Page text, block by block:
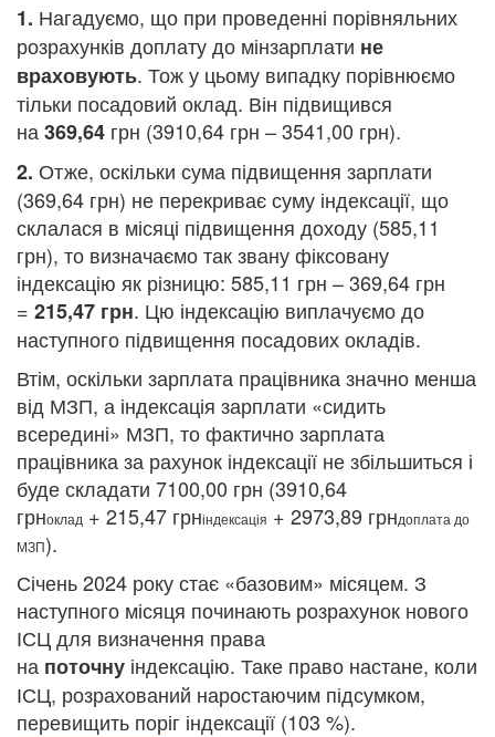
1. Нагадуємо, що при проведенні порівняльних
розрахунків доплату до мінзарплати не
враховують. Тож у цьому випадку порівнюємо
тільки посадовий оклад. Він підвищився
на 369,64 грн (3910,64 грн – 3541,00 грн).
2. Отже, оскільки сума підвищення зарплати
(369,64 грн) не перекриває суму індексації, що
склалася в місяці підвищення доходу (585,11
грн), то визначаємо так звану фіксовану
індексацію як різницю: 585,11 грн – 369,64 грн
= 215,47 грн. Цю індексацію виплачуємо до
наступного підвищення посадових окладів.
Втім, оскільки зарплата працівника значно менша
від МЗП, а індексація зарплати «сидить
всередині» МЗП, то фактично зарплата
працівника за рахунок індексації не збільшиться і
буде складати 7100,00 грн (3910,64
грноклад + 215,47 грніндексація + 2973,89 грндоплата до
МЗП).
Січень 2024 року стає «базовим» місяцем. З
наступного місяця починають розрахунок нового
ІСЦ для визначення права
на поточну індексацію. Таке право настане, коли
ІСЦ, розрахований наростаючим підсумком,
перевищить поріг індексації (103 %).